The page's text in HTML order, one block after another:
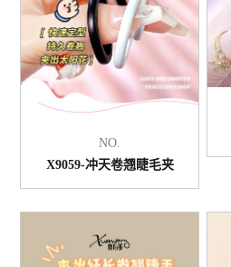
NO.
X9059-冲天卷翘睫毛夹